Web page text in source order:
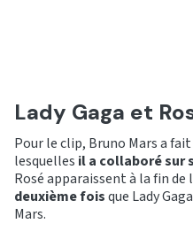
Lady Gaga et
Pour le clip, Bruno Mars a
lesquelles il a collaboré sur
Rosé apparaissent à la fin de
deuxième foisque Lady
Mars.